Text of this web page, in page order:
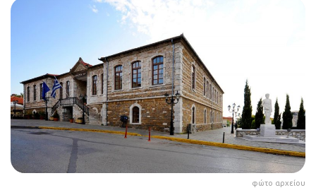
φώτο αρχείου